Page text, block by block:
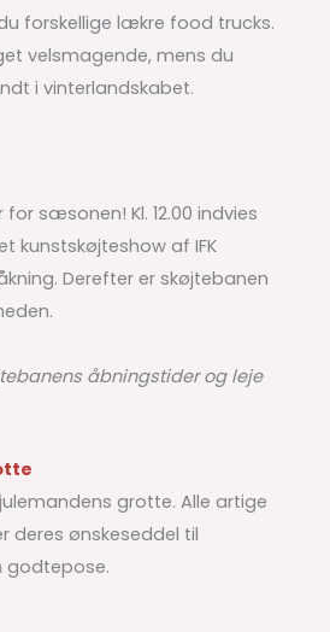
forskellige lækre food trucks.
velsmagende, mens du
i vinterlandskabet.
sæsonen! Kl. 12.00 indvies
kunstskøjteshow af IFK
Derefter er skøjtebanen
åbningstider og leje
grotte. Alle artige
deres ønskeseddel til
godtepose.